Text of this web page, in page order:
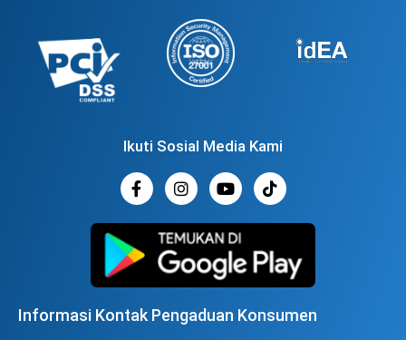
Ikuti Sosial Media Kami
Informasi Kontak Pengaduan Konsumen